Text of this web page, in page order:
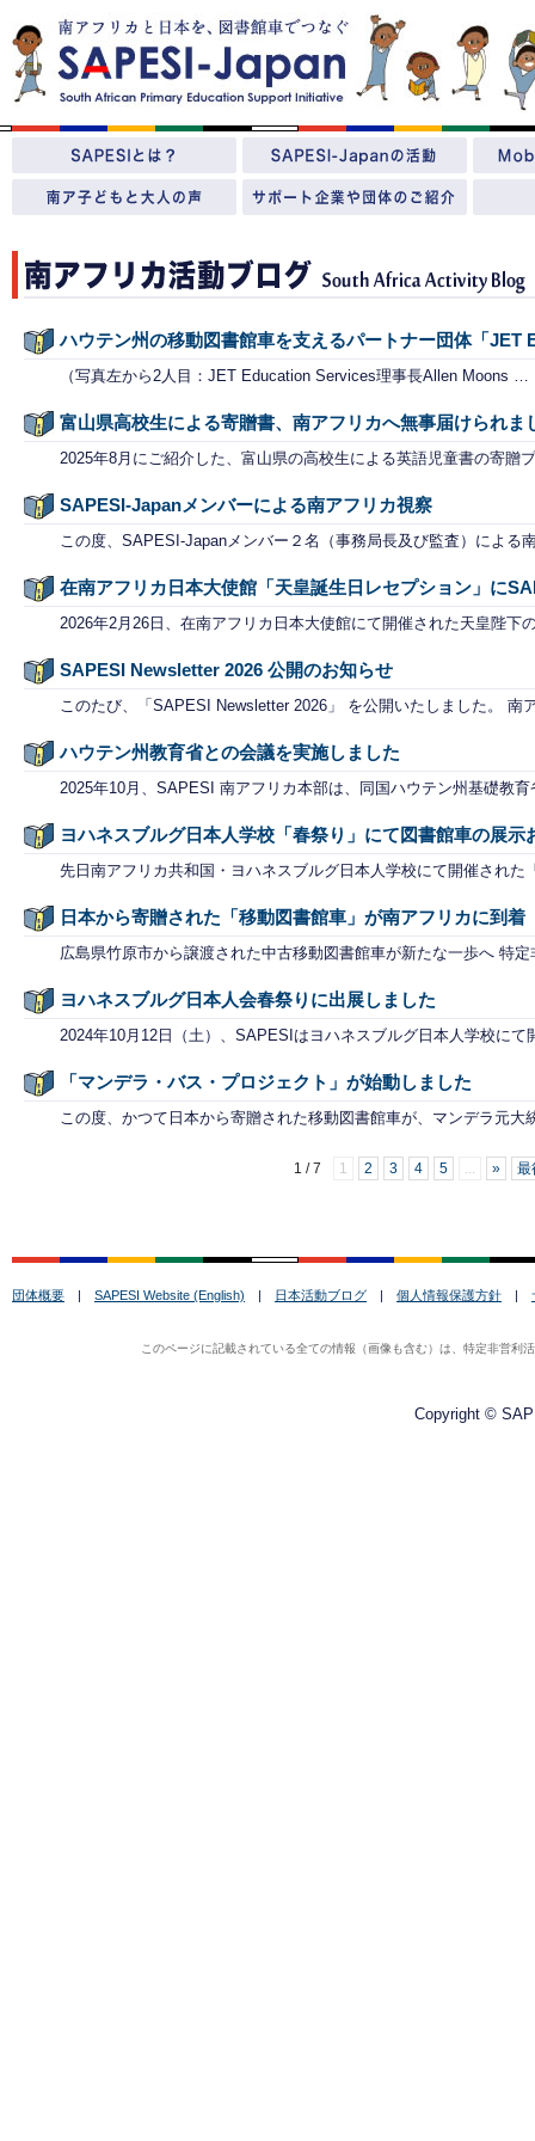
ハウテン州の移動図書館車を支えるパートナー団体「
（写真左から2人目：JET Education Services理事長Allen Moons …
富山県高校生による寄贈書、南アフリカへ無事届けられま
2025年8月にご紹介した、富山県の高校生による英語児童書の寄贈
SAPESI-Japanメンバーによる南アフリカ視察
この度、SAPESI-Japanメンバー２名（事務局長及び監査）による
在南アフリカ日本大使館「天皇誕生日レセプション」に
2026年2月26日、在南アフリカ日本大使館にて開催された天皇陛
SAPESI Newsletter 2026 公開のお知らせ
このたび、「SAPESI Newsletter 2026」 を公開いたしました。 南
ハウテン州教育省との会議を実施しました
2025年10月、SAPESI 南アフリカ本部は、同国ハウテン州基礎教
ヨハネスブルグ日本人学校「春祭り」にて図書館車の展
先日南アフリカ共和国・ヨハネスブルグ日本人学校にて開催され
日本から寄贈された「移動図書館車」が南アフリカに到着
広島県竹原市から譲渡された中古移動図書館車が新たな一歩へ 特
ヨハネスブルグ日本人会春祭りに出展しました
2024年10月12日（土）、SAPESIはヨハネスブルグ日本人学校に
「マンデラ・バス・プロジェクト」が始動しました
この度、かつて日本から寄贈された移動図書館車が、マンデラ元
1 / 7 1 2 3 4 5 ... » 最
団体概要 | SAPESI Website (English) | 日本活動ブログ | 個人情報保護方針 |
このページに記載されている全ての情報（画像も含む）は、特定非営
Copyright ©